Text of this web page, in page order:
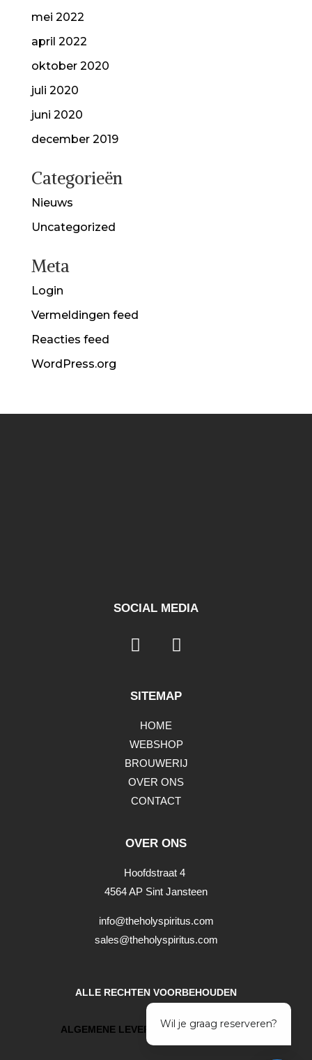
mei 2022
april 2022
oktober 2020
juli 2020
juni 2020
december 2019
Categorieën
Nieuws
Uncategorized
Meta
Login
Vermeldingen feed
Reacties feed
WordPress.org
SOCIAL MEDIA
SITEMAP
HOME
WEBSHOP
BROUWERIJ
OVER ONS
CONTACT
OVER ONS
Hoofdstraat 4
4564 AP Sint Jansteen
info@theholyspiritus.com
sales@theholyspiritus.com
ALLE RECHTEN VOORBEHOUDEN
ALGEMENE LEVERINGSVOORWAARDEN